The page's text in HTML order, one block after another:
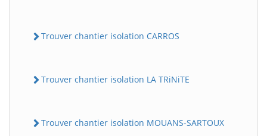
Trouver chantier isolation CARROS
Trouver chantier isolation LA TRiNiTE
Trouver chantier isolation MOUANS-SARTOUX